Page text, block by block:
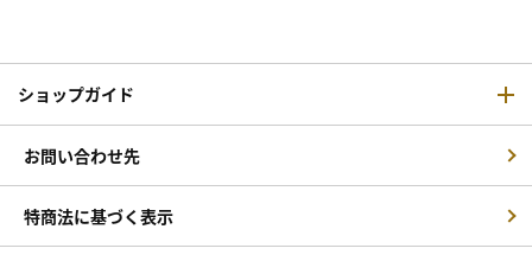
ショップガイド
お問い合わせ先
特商法に基づく表示